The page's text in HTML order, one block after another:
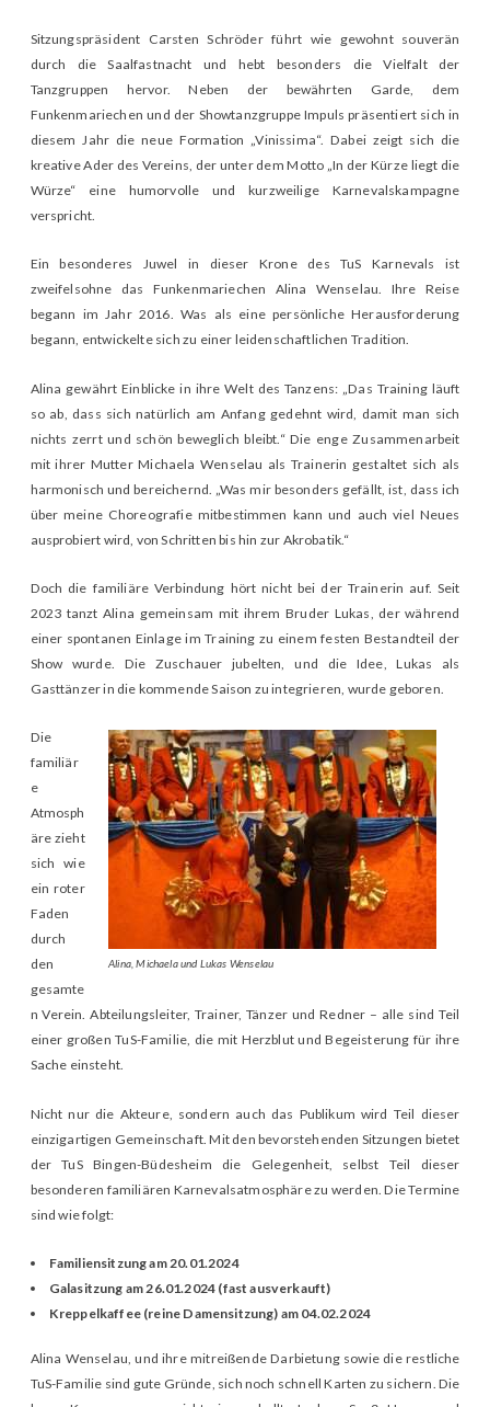
Sitzungspräsident Carsten Schröder führt wie gewohnt souverän
durch die Saalfastnacht und hebt besonders die Vielfalt der
Tanzgruppen hervor. Neben der bewährten Garde, dem
Funkenmariechen und der Showtanzgruppe Impuls präsentiert sich in
diesem Jahr die neue Formation „Vinissima“. Dabei zeigt sich die
kreative Ader des Vereins, der unter dem Motto „In der Kürze liegt die
Würze“ eine humorvolle und kurzweilige Karnevalskampagne
verspricht.
Ein besonderes Juwel in dieser Krone des TuS Karnevals ist
zweifelsohne das Funkenmariechen Alina Wenselau. Ihre Reise
begann im Jahr 2016. Was als eine persönliche Herausforderung
begann, entwickelte sich zu einer leidenschaftlichen Tradition.
Alina gewährt Einblicke in ihre Welt des Tanzens: „Das Training läuft
so ab, dass sich natürlich am Anfang gedehnt wird, damit man sich
nichts zerrt und schön beweglich bleibt.“ Die enge Zusammenarbeit
mit ihrer Mutter Michaela Wenselau als Trainerin gestaltet sich als
harmonisch und bereichernd. „Was mir besonders gefällt, ist, dass ich
über meine Choreografie mitbestimmen kann und auch viel Neues
ausprobiert wird, von Schritten bis hin zur Akrobatik.“
Doch die familiäre Verbindung hört nicht bei der Trainerin auf. Seit
2023 tanzt Alina gemeinsam mit ihrem Bruder Lukas, der während
einer spontanen Einlage im Training zu einem festen Bestandteil der
Show wurde. Die Zuschauer jubelten, und die Idee, Lukas als
Gasttänzer in die kommende Saison zu integrieren, wurde geboren.
Alina, Michaela und Lukas Wenselau
Die
familiär
e
Atmosph
äre zieht
sich wie
ein roter
Faden
durch
den
gesamte
n Verein. Abteilungsleiter, Trainer, Tänzer und Redner – alle sind Teil
einer großen TuS-Familie, die mit Herzblut und Begeisterung für ihre
Sache einsteht.
Nicht nur die Akteure, sondern auch das Publikum wird Teil dieser
einzigartigen Gemeinschaft. Mit den bevorstehenden Sitzungen bietet
der TuS Bingen-Büdesheim die Gelegenheit, selbst Teil dieser
besonderen familiären Karnevalsatmosphäre zu werden. Die Termine
sind wie folgt:
Familiensitzung am 20.01.2024
Galasitzung am 26.01.2024 (fast ausverkauft)
Kreppelkaffee (reine Damensitzung) am 04.02.2024
Alina Wenselau, und ihre mitreißende Darbietung sowie die restliche
TuS-Familie sind gute Gründe, sich noch schnell Karten zu sichern. Die